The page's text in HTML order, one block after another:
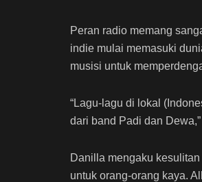
Peran radio memang
indie mulai memasuki
musisi untuk
“Lagu-lagu di lokal
dari band Padi dan
Danilla mengaku
untuk orang-orang kaya.